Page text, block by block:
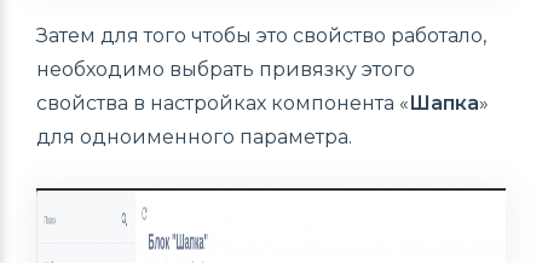
Затем для того чтобы это свойство работало,
необходимо выбрать привязку этого
свойства в настройках компонента «Шапка»
для одноименного параметра.